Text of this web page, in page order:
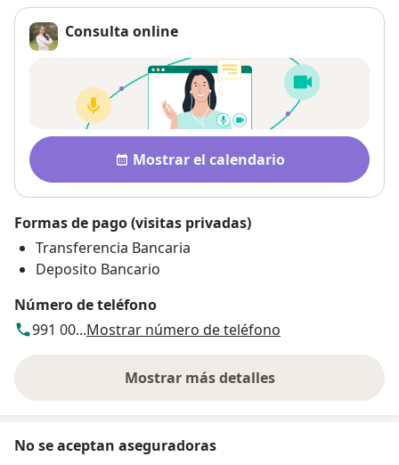
Consulta online
Disponibilidad
Mostrar el calendario
Formas de pago (visitas privadas)
Transferencia Bancaria
Deposito Bancario
Número de teléfono
991 00...Mostrar número de teléfono
Mostrar más detalles
sobre la dirección
No se aceptan aseguradoras